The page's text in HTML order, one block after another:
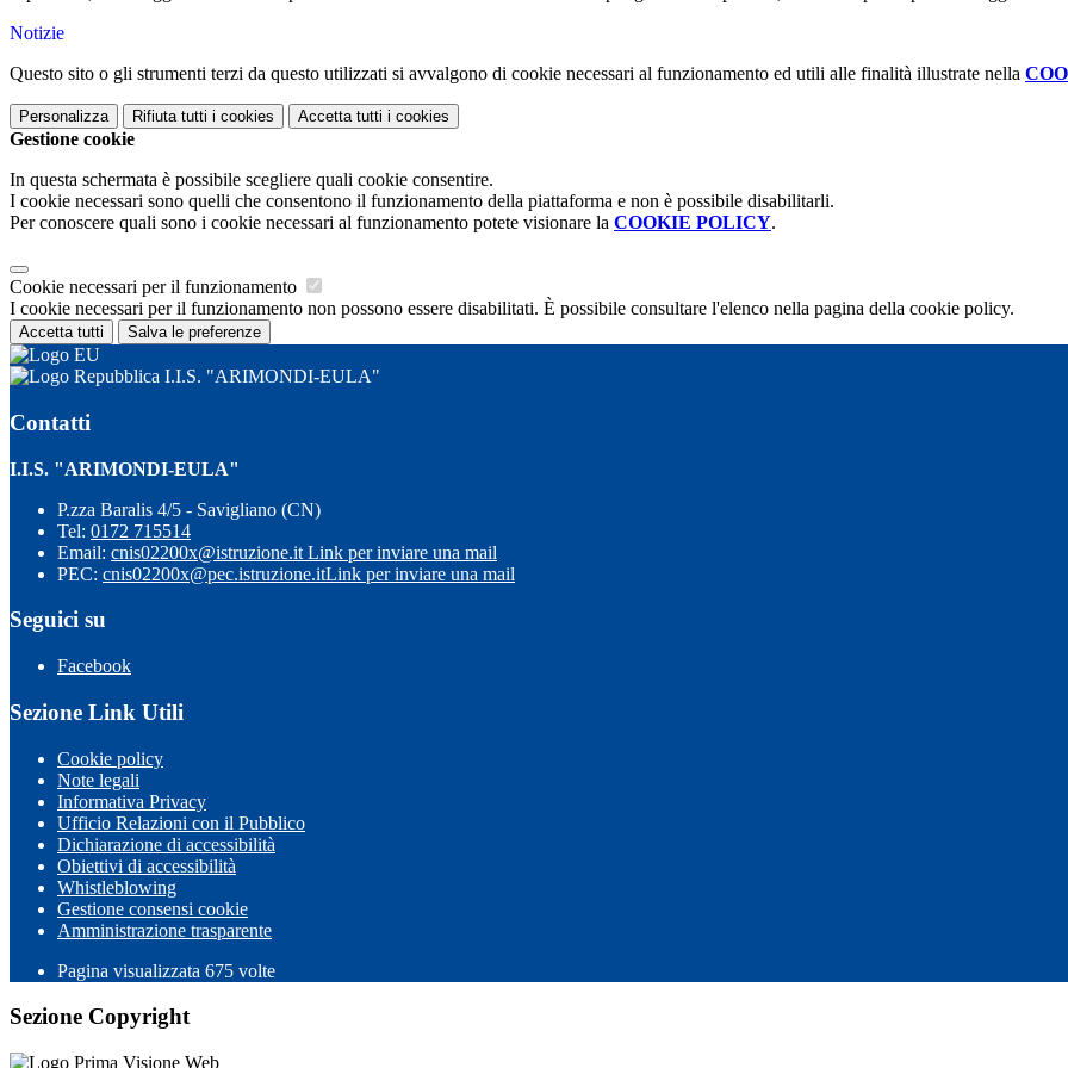
Notizie
Questo sito o gli strumenti terzi da questo utilizzati si avvalgono di cookie necessari al funzionamento ed utili alle finalità illustrate nella
Personalizza Rifiuta tutti i cookies Accetta tutti i cookies
Gestione cookie
In questa schermata è possibile scegliere quali cookie consentire.
I cookie necessari sono quelli che consentono il funzionamento della piattaforma e non è possibile disabilitarli.
Per conoscere quali sono i cookie necessari al funzionamento potete visionare la COOKIE POLICY.
Cookie necessari per il funzionamento
I cookie necessari per il funzionamento non possono essere disabilitati. È possibile consultare l'elenco nella pagina della cookie policy.
Accetta tutti Salva le preferenze
I.I.S. "ARIMONDI-EULA"
Contatti
I.I.S. "ARIMONDI-EULA"
P.zza Baralis 4/5 - Savigliano (CN)
Tel: 0172 715514
Email: cnis02200x@istruzione.it Link per inviare una mail
PEC: cnis02200x@pec.istruzione.itLink per inviare una mail
Seguici su
Facebook
Sezione Link Utili
Cookie policy
Note legali
Informativa Privacy
Ufficio Relazioni con il Pubblico
Dichiarazione di accessibilità
Obiettivi di accessibilità
Whistleblowing
Gestione consensi cookie
Amministrazione trasparente
Pagina visualizzata 675 volte
Sezione Copyright